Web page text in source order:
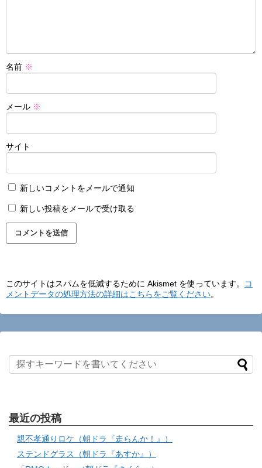
名前 ※
メール ※
サイト
新しいコメントをメールで通知
新しい投稿をメールで受け取る
このサイトはスパムを低減するために Akismet を使っています。
コ
メントデータの処理方法の詳細はこちらをご覧ください。
最近の投稿
親不孝通りロケ（朝ドラ『走らんか！』）
ステンドグラス（朝ドラ『あすか』）